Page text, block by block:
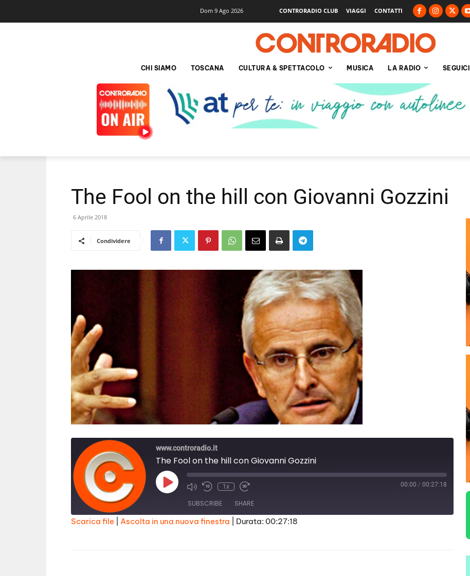
Dom 9 Ago 2026 CONTRORADIO CLUB VIAGGI CONTATTI
CHI SIAMO TOSCANA CULTURA & SPETTACOLO MUSICA LA RADIO SEGUICI
The Fool on the hill con Giovanni Gozzini
6 Aprile 2018
Condividere
www.controradio.it
The Fool on the hill con Giovanni Gozzini
Play
Episode
1x 00:00 / 00:27:18
SUBSCRIBE SHARE
Scarica file Ascolta in una nuova finestra Durata: 00:27:18